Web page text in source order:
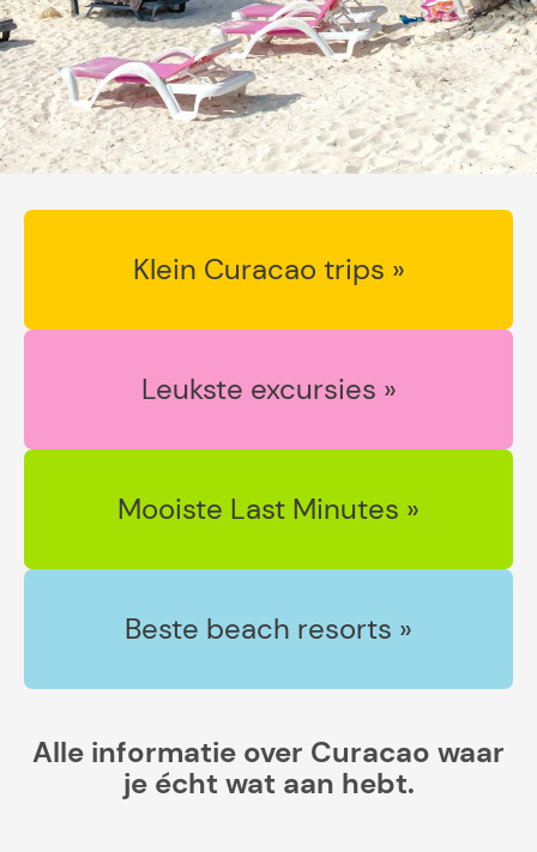
Klein Curacao trips »
Leukste excursies »
Mooiste Last Minutes »
Beste beach resorts »
Alle informatie over Curacao waar
je écht wat aan hebt.